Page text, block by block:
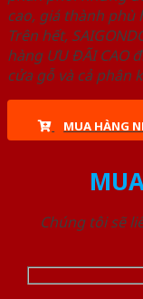
cao, giá thành phù
Trên hết,
hàng ƯU ĐÃI CAO
cửa gỗ và cả phân
MUA HÀNG
Chúng tôi sẽ